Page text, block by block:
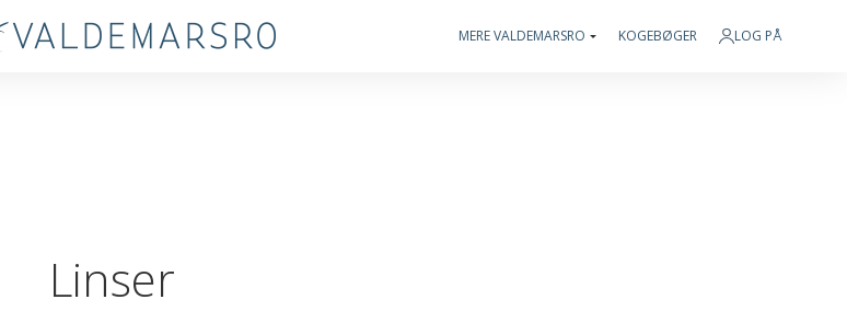
MERE VALDEMARSRO KOGEBØGER LOG PÅ
Linser